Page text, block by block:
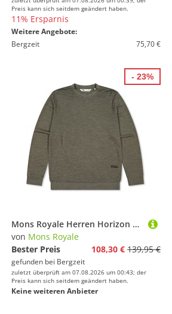
Preis kann sich seitdem geändert haben.
11% Ersparnis
Weitere Angebote:
Bergzeit
75,70 €
Mons Royale Herren Horizon Merino Crew Pullover
von Mons Royale
Bester Preis
108,30 € 139,95 €
gefunden bei Bergzeit
zuletzt überprüft am 07.08.2026 um 00:43; der
Preis kann sich seitdem geändert haben.
Keine weiteren Anbieter
- 23%